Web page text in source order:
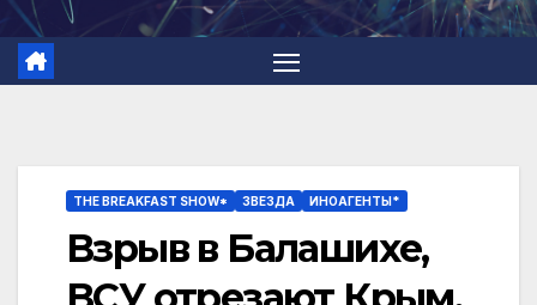
THE BREAKFAST SHOW* ЗВЕЗДА ИНОАГЕНТЫ*
Взрыв в Балашихе,